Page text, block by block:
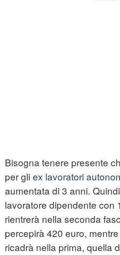
Bisogna tenere presente
per gli ex lavoratori
aumentata di 3 anni.
lavoratore dipendente con
rientrerà nella seconda
percepirà 420 euro,
ricadrà nella prima, quella